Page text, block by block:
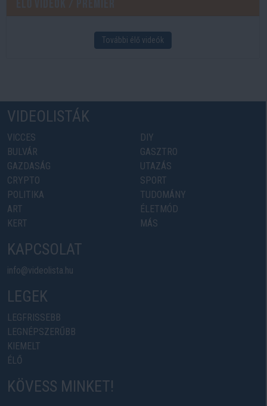
További élő videók
VIDEOLISTÁK
VICCES
BULVÁR
GAZDASÁG
CRYPTO
POLITIKA
ART
KERT
DIY
GASZTRO
UTAZÁS
SPORT
TUDOMÁNY
ÉLETMÓD
MÁS
KAPCSOLAT
info@videolista.hu
LEGEK
LEGFRISSEBB
LEGNÉPSZERŰBB
KIEMELT
ÉLŐ
KÖVESS MINKET!